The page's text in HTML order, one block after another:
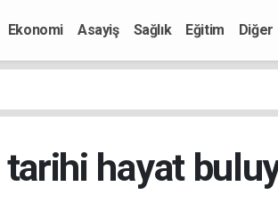
Ekonomi Asayiş Sağlık Eğitim Diğer
tarihi hayat